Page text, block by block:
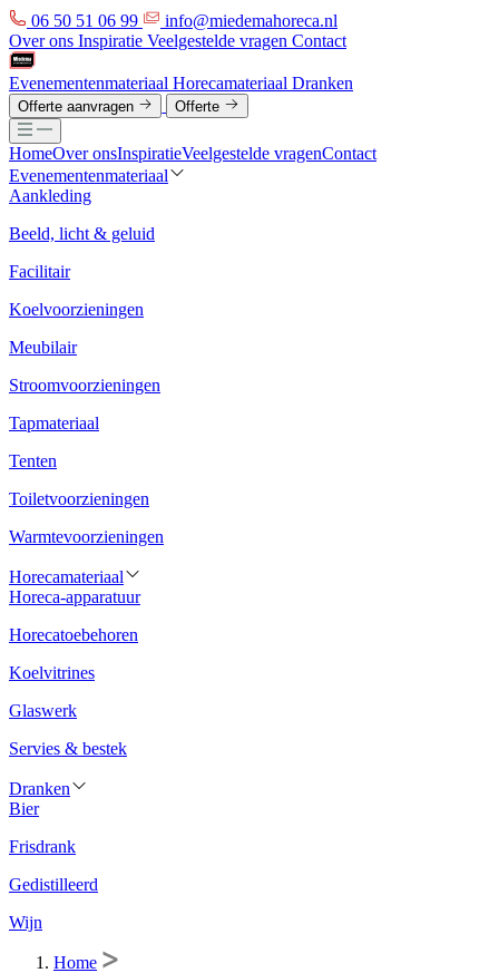
06 50 51 06 99
info@miedemahoreca.nl
Over ons Inspiratie Veelgestelde vragen Contact
Evenementenmateriaal Horecamateriaal Dranken
Offerte aanvragen Offerte
HomeOver onsInspiratieVeelgestelde vragenContact
Evenementenmateriaal
Aankleding
Beeld, licht & geluid
Facilitair
Koelvoorzieningen
Meubilair
Stroomvoorzieningen
Tapmateriaal
Tenten
Toiletvoorzieningen
Warmtevoorzieningen
Horecamateriaal
Horeca-apparatuur
Horecatoebehoren
Koelvitrines
Glaswerk
Servies & bestek
Dranken
Bier
Frisdrank
Gedistilleerd
Wijn
Home